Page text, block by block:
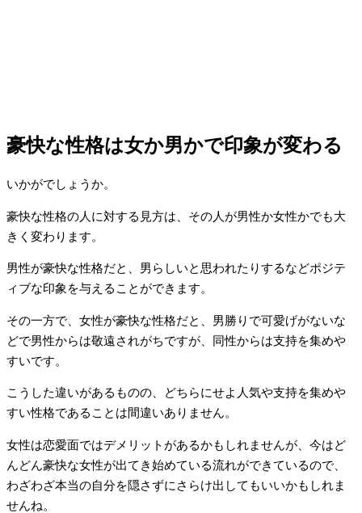
豪快な性格は女か男かで印象が変わる
いかがでしょうか。
豪快な性格の人に対する見方は、その人が男性か女性かでも大
きく変わります。
男性が豪快な性格だと、男らしいと思われたりするなどポジテ
ィブな印象を与えることができます。
その一方で、女性が豪快な性格だと、男勝りで可愛げがないな
どで男性からは敬遠されがちですが、同性からは支持を集めや
すいです。
こうした違いがあるものの、どちらにせよ人気や支持を集めや
すい性格であることは間違いありません。
女性は恋愛面ではデメリットがあるかもしれませんが、今はど
んどん豪快な女性が出てき始めている流れができているので、
わざわざ本当の自分を隠さずにさらけ出してもいいかもしれま
せんね。